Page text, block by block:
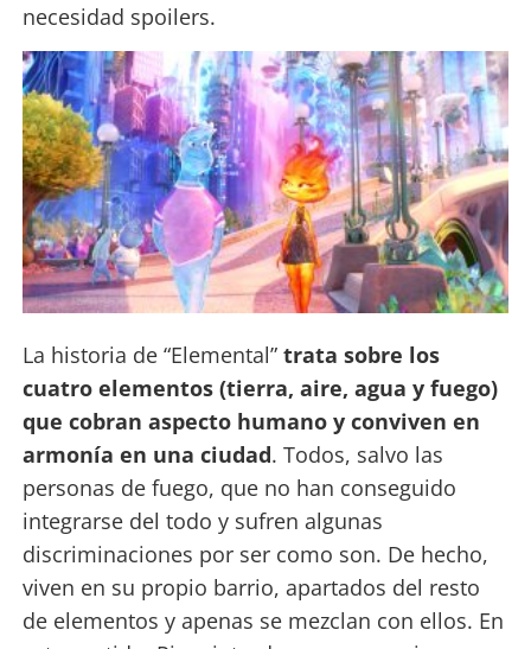
necesidad spoilers.
La historia de “Elemental” trata sobre los
cuatro elementos (tierra, aire, agua y fuego)
que cobran aspecto humano y conviven en
armonía en una ciudad. Todos, salvo las
personas de fuego, que no han conseguido
integrarse del todo y sufren algunas
discriminaciones por ser como son. De hecho,
viven en su propio barrio, apartados del resto
de elementos y apenas se mezclan con ellos. En